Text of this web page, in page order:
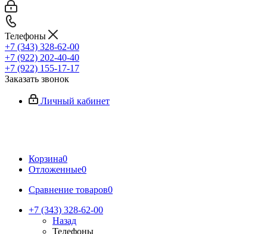
Телефоны
+7 (343) 328-62-00
+7 (922) 202-40-40
+7 (922) 155-17-17
Заказать звонок
Личный кабинет
Корзина0
Отложенные0
Сравнение товаров0
+7 (343) 328-62-00
Назад
Телефоны